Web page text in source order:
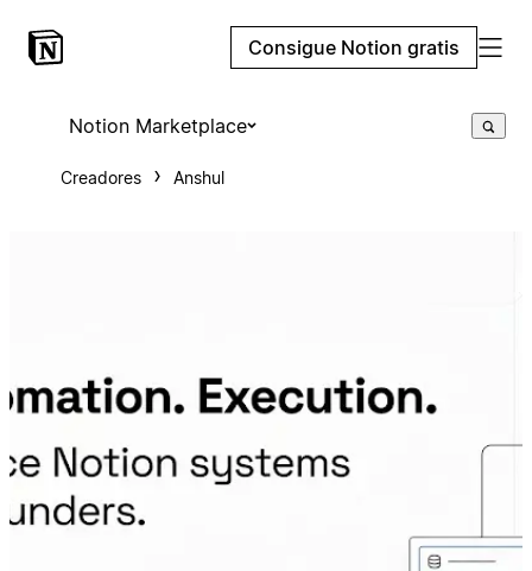
Consigue Notion gratis
Notion Marketplace
Creadores Anshul